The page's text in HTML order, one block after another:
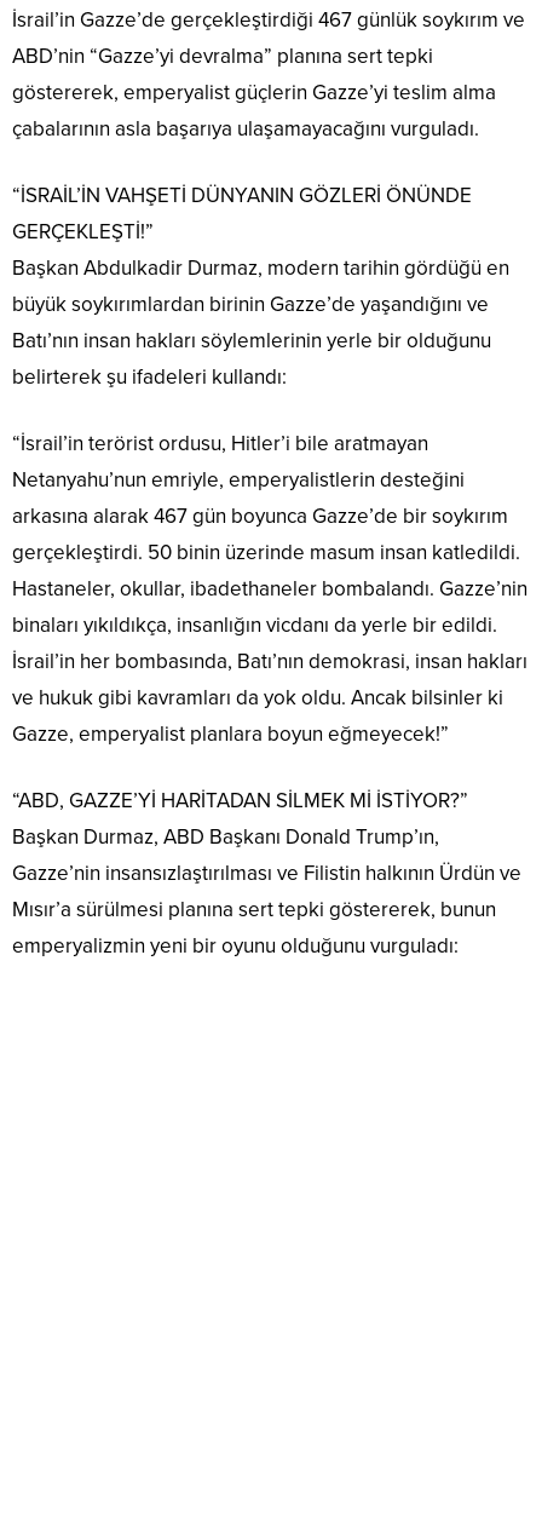
İsrail’in Gazze’de gerçekleştirdiği 467 günlük soykırım ve
ABD’nin “Gazze’yi devralma” planına sert tepki
göstererek, emperyalist güçlerin Gazze’yi teslim alma
çabalarının asla başarıya ulaşamayacağını vurguladı.
“İSRAİL’İN VAHŞETİ DÜNYANIN GÖZLERİ ÖNÜNDE
GERÇEKLEŞTİ!”
Başkan Abdulkadir Durmaz, modern tarihin gördüğü en
büyük soykırımlardan birinin Gazze’de yaşandığını ve
Batı’nın insan hakları söylemlerinin yerle bir olduğunu
belirterek şu ifadeleri kullandı:
“İsrail’in terörist ordusu, Hitler’i bile aratmayan
Netanyahu’nun emriyle, emperyalistlerin desteğini
arkasına alarak 467 gün boyunca Gazze’de bir soykırım
gerçekleştirdi. 50 binin üzerinde masum insan katledildi.
Hastaneler, okullar, ibadethaneler bombalandı. Gazze’nin
binaları yıkıldıkça, insanlığın vicdanı da yerle bir edildi.
İsrail’in her bombasında, Batı’nın demokrasi, insan hakları
ve hukuk gibi kavramları da yok oldu. Ancak bilsinler ki
Gazze, emperyalist planlara boyun eğmeyecek!”
“ABD, GAZZE’Yİ HARİTADAN SİLMEK Mİ İSTİYOR?”
Başkan Durmaz, ABD Başkanı Donald Trump’ın,
Gazze’nin insansızlaştırılması ve Filistin halkının Ürdün ve
Mısır’a sürülmesi planına sert tepki göstererek, bunun
emperyalizmin yeni bir oyunu olduğunu vurguladı: